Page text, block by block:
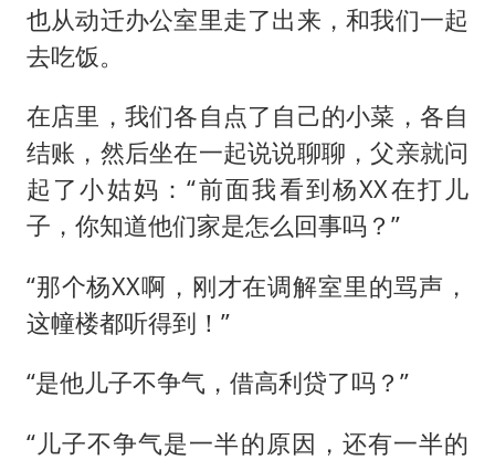
也从动迁办公室里走了出来，和我们一起
去吃饭。
在店里，我们各自点了自己的小菜，各自
结账，然后坐在一起说说聊聊，父亲就问
起了小姑妈：“前面我看到杨XX在打儿
子，你知道他们家是怎么回事吗？”
“那个杨XX啊，刚才在调解室里的骂声，
这幢楼都听得到！”
“是他儿子不争气，借高利贷了吗？”
“儿子不争气是一半的原因，还有一半的